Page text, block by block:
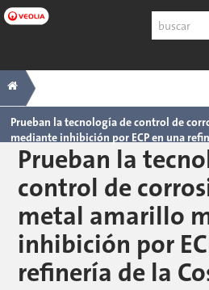
Ir
a
Buscar
Navegación
principal
EXPERIENCIA
Español
SDS
COA
Nosotros
Empleos
Registrarse
Ingresar
Breadcrumb
Prueban la tecnología de control de
mediante inhibición por ECP en una
Prueban la
control de
metal amarillo
inhibición por
refinería de la